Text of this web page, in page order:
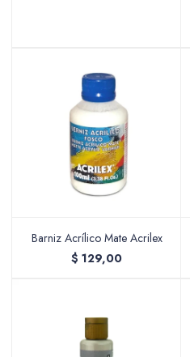
Barniz Acrílico Mate Acrilex
$ 129,00